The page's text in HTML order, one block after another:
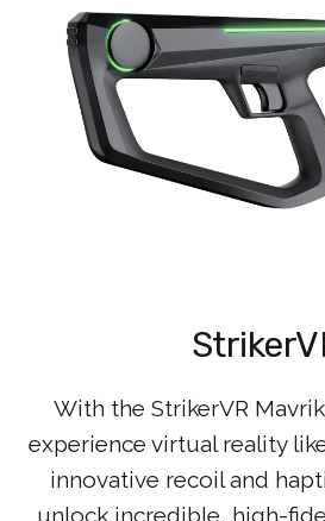
With the StrikerVR
experience virtual reality
innovative recoil and
unlock incredible, high-